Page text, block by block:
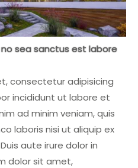
sea sanctus est labore
consectetur adipisicing
incididunt ut labore et
ad minim veniam, quis
laboris nisi ut aliquip ex
aute irure dolor in
dolor sit amet,